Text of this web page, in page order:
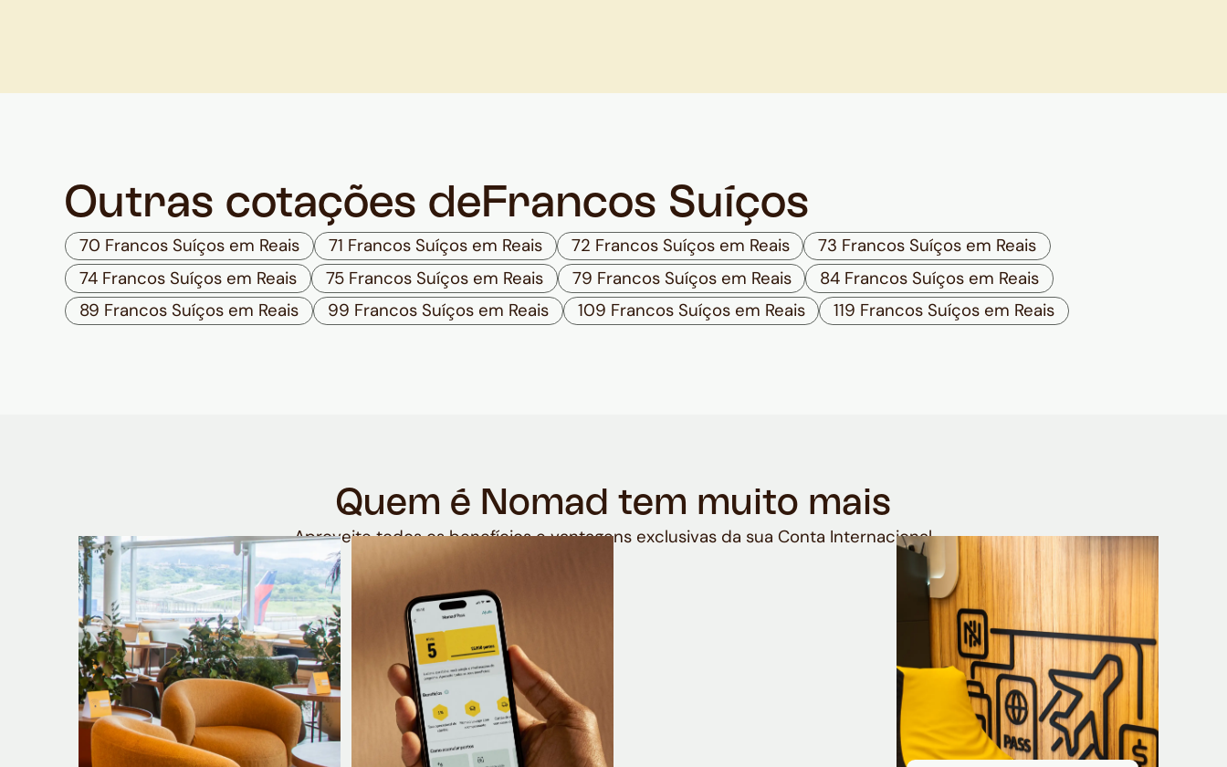
Outras cotações de Francos Suíços
70 Francos Suíços em Reais 71 Francos Suíços em Reais 72 Francos Suíços em Reais
73 Francos Suíços em Reais
74 Francos Suíços em Reais
75 Francos Suíços em Reais 79 Francos Suíços em Reais
84 Francos Suíços em Reais
89 Francos Suíços em Reais
99 Francos Suíços em Reais 109 Francos Suíços em Reais 119 Francos Suíços em Reais
Quem é Nomad tem muito mais
Aproveite todos os benefícios e vantagens exclusivas da sua Conta Internacional